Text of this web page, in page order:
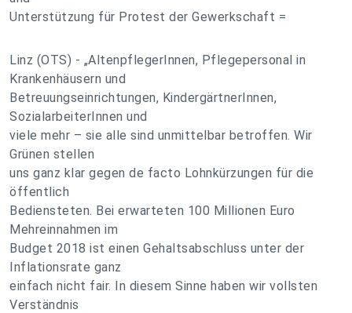
Unterstützung für Protest der Gewerkschaft =
Linz (OTS) - „AltenpflegerInnen, Pflegepersonal in
Krankenhäusern und
Betreuungseinrichtungen, KindergärtnerInnen,
SozialarbeiterInnen und
viele mehr – sie alle sind unmittelbar betroffen. Wir
Grünen stellen
uns ganz klar gegen de facto Lohnkürzungen für die
öffentlich
Bediensteten. Bei erwarteten 100 Millionen Euro
Mehreinnahmen im
Budget 2018 ist einen Gehaltsabschluss unter der
Inflationsrate ganz
einfach nicht fair. In diesem Sinne haben wir vollsten
Verständnis